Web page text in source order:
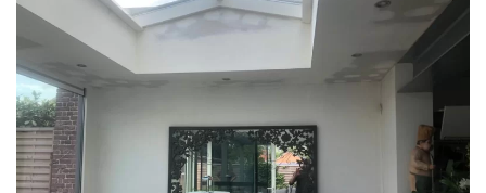
klik voor slideshow